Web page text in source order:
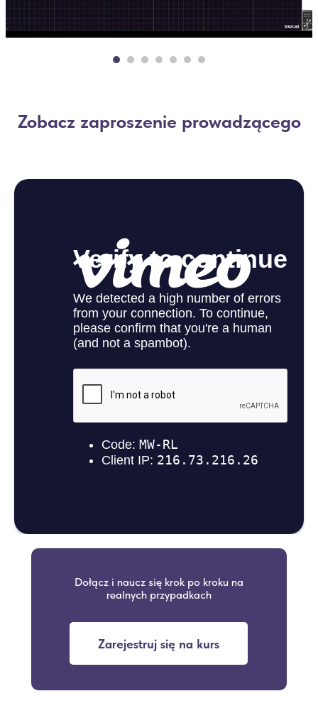
Zobacz zaproszenie prowadzącego
Dołącz i naucz się krok po kroku na
realnych przypadkach
Zarejestruj się na kurs